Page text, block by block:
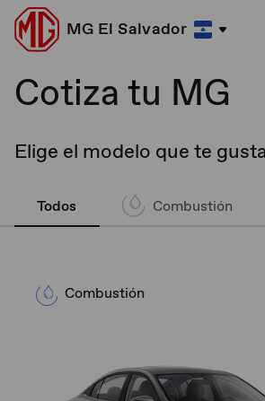
MG El Salvador
Cotiza tu MG
Elige el modelo que te
Todos Combustión
Combustión